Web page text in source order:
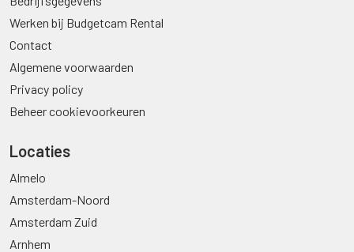
Werken bij Budgetcam Rental
Contact
Algemene voorwaarden
Privacy policy
Beheer cookievoorkeuren
Locaties
Almelo
Amsterdam-Noord
Amsterdam Zuid
Arnhem